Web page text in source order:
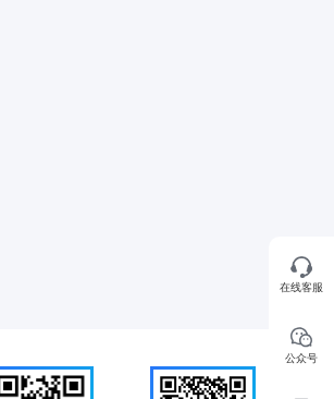
在线客服
公众号